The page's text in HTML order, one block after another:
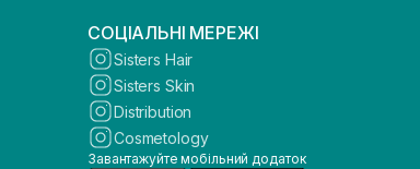
СОЦІАЛЬНІ МЕРЕЖІ
Sisters Hair
Sisters Skin
Distribution
Cosmetology
Завантажуйте мобільний додаток